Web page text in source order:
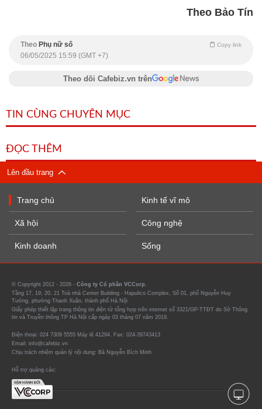
Theo Bảo Tín
Theo Phụ nữ số Copy link
06/05/2025 15:59 (GMT +7)
Theo dõi Cafebiz.vn trên
TIN CÙNG CHUYÊN MỤC
ĐỌC THÊM
Lên đầu trang
Trang chủ
Xã hội
Kinh doanh
Kinh tế vĩ mô
Công nghệ
Sống
© Copyright 2012 - 2026 - Công ty Cổ phần VCCorp.
Tầng 17, 19, 20, 21 Toà nhà Center Building - Hapulico Complex, Số 01, phố Nguyễn Huy
Tưởng, phường Thanh Xuân, thành phố Hà Nội
Giấy phép thiết lập trang thông tin điện tử tổng hợp trên internet số 3321/GP-TTĐT do Sở Thông
tin và Truyền thông TP Hà Nội cấp ngày 03 tháng 07 năm 2019.
Điện thoại: 024 7309 5555 Máy lẻ 41294. Fax: 024-39743413
Email: info@cafebiz.vn
Chịu trách nhiệm quản lý nội dung: Bà Nguyễn Bích Minh
Hỗ trợ quảng cáo: